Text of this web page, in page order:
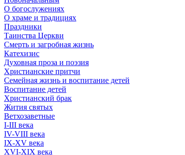
О богослужениях
О храме и традициях
Праздники
Таинства Церкви
Смерть и загробная жизнь
Катехизис
Духовная проза и поэзия
Христианские притчи
Семейная жизнь и воспитание детей
Воспитание детей
Христианский брак
Жития святых
Ветхозаветные
I-III века
IV-VIII века
IX-XV века
XVI-XIX века